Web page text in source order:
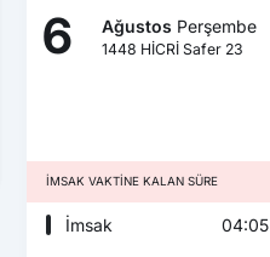
6 Ağustos Perşembe
1448 HİCRİ Safer 23
İMSAK VAKTINE KALAN SÜRE
İmsak 04:05